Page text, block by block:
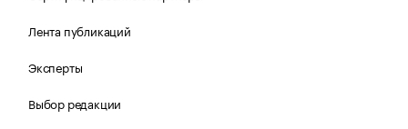
Лента публикаций
Эксперты
Выбор редакции